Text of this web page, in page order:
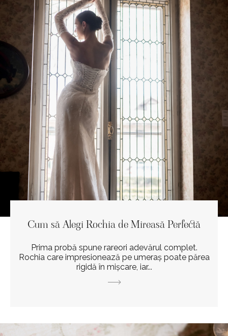
Cum să Alegi Rochia de Mireasă Perfectă
Prima probă spune rareori adevărul complet.
Rochia care impresionează pe umeraș poate părea
rigidă în mișcare, iar...